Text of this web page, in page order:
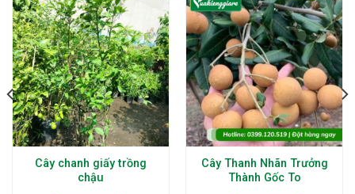
Cây chanh giấy trồng
chậu
Cây Thanh Nhãn Trưởng
Thành Gốc To